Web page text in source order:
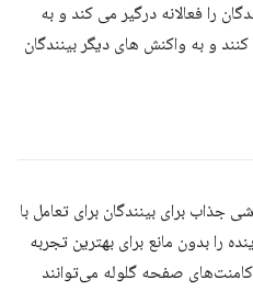
را فعالانه درگیر می کند و به
کنند و به واکنش های دیگر بینندگان
برای بینندگان برای تعامل با
را بدون مانع برای بهترین تجربه
صفحه گلوله می‌توانند